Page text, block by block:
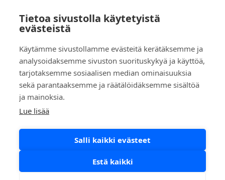
Tietoa sivustolla käytetyistä
evästeistä
Käytämme sivustollamme evästeitä kerätäksemme ja
analysoidaksemme sivuston suorituskykyä ja käyttöä,
tarjotaksemme sosiaalisen median ominaisuuksia
sekä parantaaksemme ja räätälöidäksemme sisältöä
ja mainoksia.
Lue lisää
Salli kaikki evästeet
Estä kaikki
Yritys
Pikalinkit
Tietosuoja